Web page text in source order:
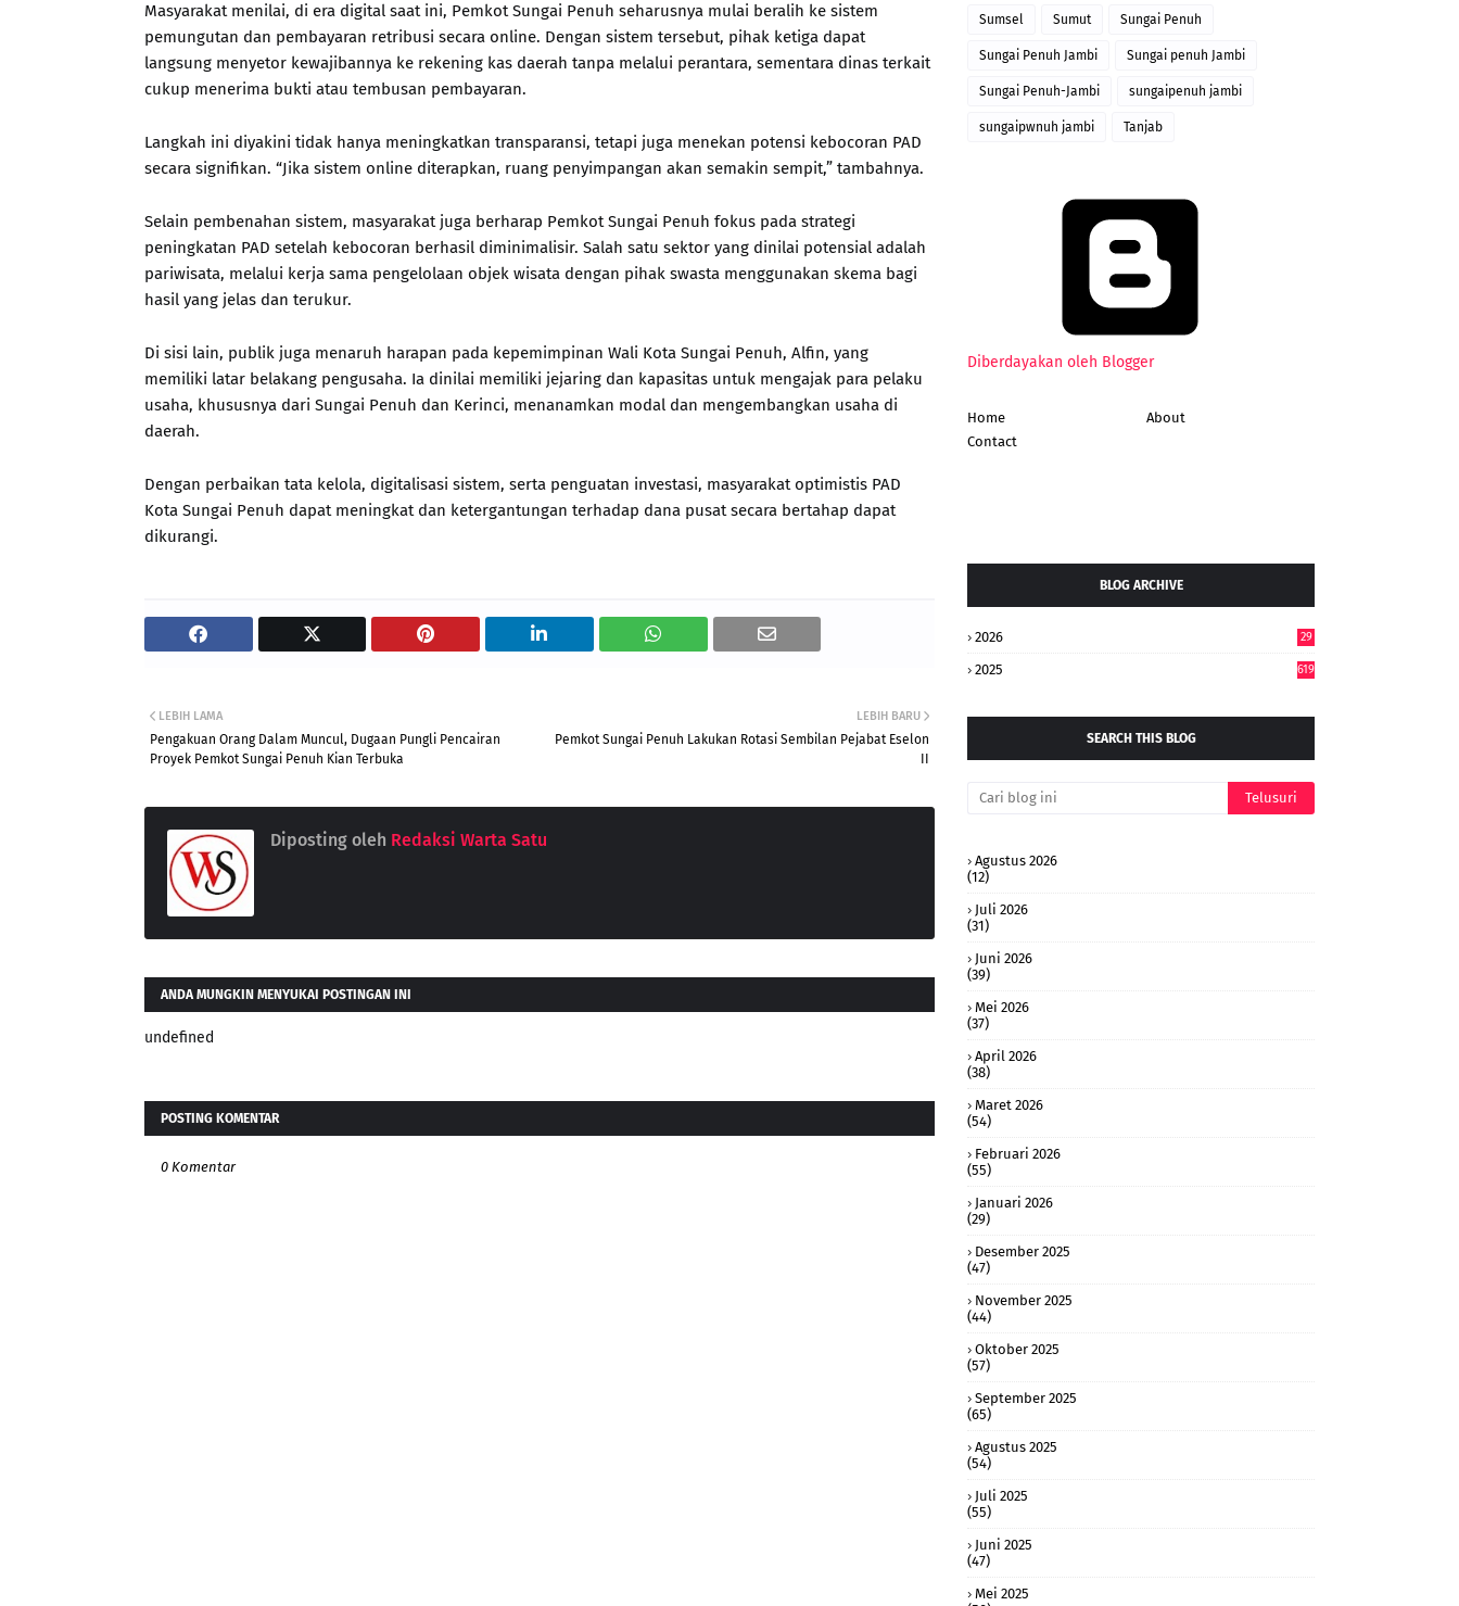
Masyarakat menilai, di era digital saat ini, Pemkot Sungai Penuh seharusnya mulai beralih ke sistem
pemungutan dan pembayaran retribusi secara online. Dengan sistem tersebut, pihak ketiga dapat
langsung menyetor kewajibannya ke rekening kas daerah tanpa melalui perantara, sementara dinas terkait
cukup menerima bukti atau tembusan pembayaran.
Langkah ini diyakini tidak hanya meningkatkan transparansi, tetapi juga menekan potensi kebocoran PAD
secara signifikan. “Jika sistem online diterapkan, ruang penyimpangan akan semakin sempit,” tambahnya.
Selain pembenahan sistem, masyarakat juga berharap Pemkot Sungai Penuh fokus pada strategi
peningkatan PAD setelah kebocoran berhasil diminimalisir. Salah satu sektor yang dinilai potensial adalah
pariwisata, melalui kerja sama pengelolaan objek wisata dengan pihak swasta menggunakan skema bagi
hasil yang jelas dan terukur.
Di sisi lain, publik juga menaruh harapan pada kepemimpinan Wali Kota Sungai Penuh, Alfin, yang
memiliki latar belakang pengusaha. Ia dinilai memiliki jejaring dan kapasitas untuk mengajak para pelaku
usaha, khususnya dari Sungai Penuh dan Kerinci, menanamkan modal dan mengembangkan usaha di
daerah.
Dengan perbaikan tata kelola, digitalisasi sistem, serta penguatan investasi, masyarakat optimistis PAD
Kota Sungai Penuh dapat meningkat dan ketergantungan terhadap dana pusat secara bertahap dapat
dikurangi.
LEBIH BARU
Pemkot Sungai Penuh Lakukan Rotasi Sembilan Pejabat Eselon
LEBIH LAMA
Pengakuan Orang Dalam Muncul, Dugaan Pungli Pencairan
Proyek Pemkot Sungai Penuh Kian Terbuka
Diposting oleh Redaksi Warta Satu
ANDA MUNGKIN MENYUKAI POSTINGAN INI
undefined
POSTING KOMENTAR
0 Komentar
Sumsel Sumut Sungai Penuh
Sungai Penuh Jambi Sungai penuh Jambi
Sungai Penuh-Jambi sungaipenuh jambi
sungaipwnuh jambi Tanjab
Diberdayakan oleh Blogger
Home
About
Contact
BLOG ARCHIVE
2026
29
2025 619
SEARCH THIS BLOG
Agustus 2026
(12)
Juli 2026
(31)
Juni 2026
(39)
Mei 2026
(37)
April 2026
(38)
Maret 2026
(54)
Februari 2026
(55)
Januari 2026
(29)
Desember 2025
(47)
November 2025
(44)
Oktober 2025
(57)
September 2025
(65)
Agustus 2025
(54)
Juli 2025
(55)
Juni 2025
(47)
Mei 2025